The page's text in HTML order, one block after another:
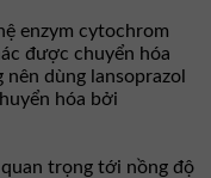
enzym cytochrom
được chuyển hóa
nên dùng lansoprazol
hóa bởi
trọng tới nồng độ